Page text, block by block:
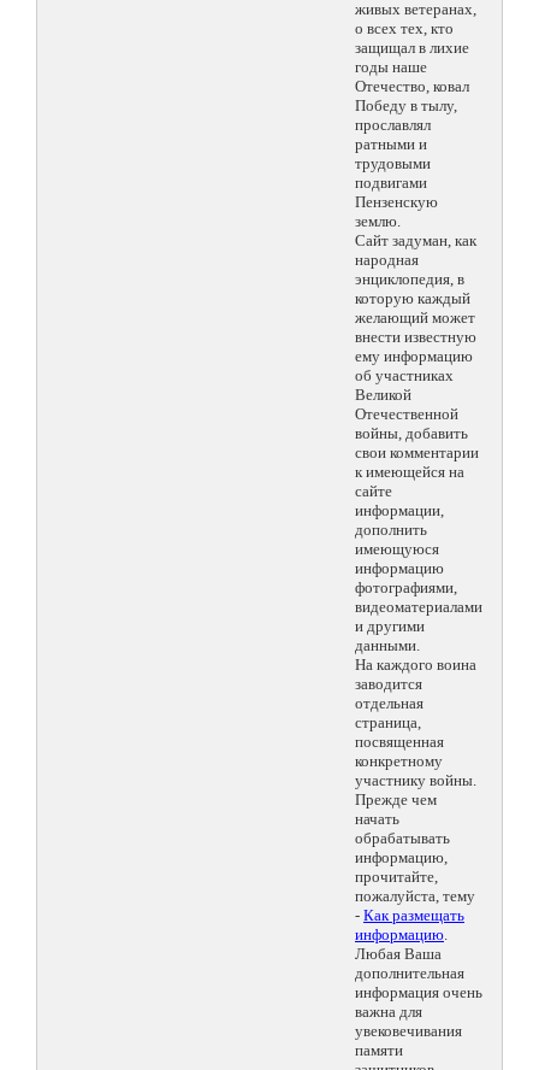
живых ветеранах,
о всех тех, кто
защищал в лихие
годы наше
Отечество, ковал
Победу в тылу,
прославлял
ратными и
трудовыми
подвигами
Пензенскую
землю.
Сайт задуман, как
народная
энциклопедия, в
которую каждый
желающий может
внести известную
ему информацию
об участниках
Великой
Отечественной
войны, добавить
свои комментарии
к имеющейся на
сайте
информации,
дополнить
имеющуюся
информацию
фотографиями,
видеоматериалами
и другими
данными.
На каждого воина
заводится
отдельная
страница,
посвященная
конкретному
участнику войны.
Прежде чем
начать
обрабатывать
информацию,
прочитайте,
пожалуйста, тему
- Как размещать
информацию.
Любая Ваша
дополнительная
информация очень
важна для
увековечивания
памяти